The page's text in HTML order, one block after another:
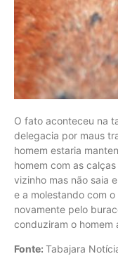
O fato aconteceu na
delegacia por maus
homem estaria
homem com as
vizinho mas não saia
e a molestando com
novamente pelo
conduziram o
Fonte: Tabajara